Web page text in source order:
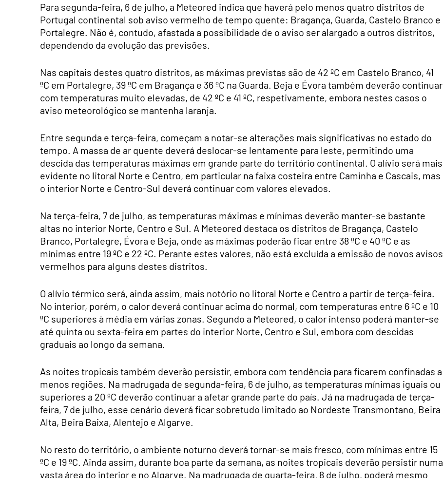
Para segunda-feira, 6 de julho, a Meteored indica que haverá pelo menos quatro distritos de
Portugal continental sob aviso vermelho de tempo quente: Bragança, Guarda, Castelo Branco e
Portalegre. Não é, contudo, afastada a possibilidade de o aviso ser alargado a outros distritos,
dependendo da evolução das previsões.
Nas capitais destes quatro distritos, as máximas previstas são de 42 ºC em Castelo Branco, 41
ºC em Portalegre, 39 ºC em Bragança e 36 ºC na Guarda. Beja e Évora também deverão continuar
com temperaturas muito elevadas, de 42 ºC e 41 ºC, respetivamente, embora nestes casos o
aviso meteorológico se mantenha laranja.
Entre segunda e terça-feira, começam a notar-se alterações mais significativas no estado do
tempo. A massa de ar quente deverá deslocar-se lentamente para leste, permitindo uma
descida das temperaturas máximas em grande parte do território continental. O alívio será mais
evidente no litoral Norte e Centro, em particular na faixa costeira entre Caminha e Cascais, mas
o interior Norte e Centro-Sul deverá continuar com valores elevados.
Na terça-feira, 7 de julho, as temperaturas máximas e mínimas deverão manter-se bastante
altas no interior Norte, Centro e Sul. A Meteored destaca os distritos de Bragança, Castelo
Branco, Portalegre, Évora e Beja, onde as máximas poderão ficar entre 38 ºC e 40 ºC e as
mínimas entre 19 ºC e 22 ºC. Perante estes valores, não está excluída a emissão de novos avisos
vermelhos para alguns destes distritos.
O alívio térmico será, ainda assim, mais notório no litoral Norte e Centro a partir de terça-feira.
No interior, porém, o calor deverá continuar acima do normal, com temperaturas entre 6 ºC e 10
ºC superiores à média em várias zonas. Segundo a Meteored, o calor intenso poderá manter-se
até quinta ou sexta-feira em partes do interior Norte, Centro e Sul, embora com descidas
graduais ao longo da semana.
As noites tropicais também deverão persistir, embora com tendência para ficarem confinadas a
menos regiões. Na madrugada de segunda-feira, 6 de julho, as temperaturas mínimas iguais ou
superiores a 20 ºC deverão continuar a afetar grande parte do país. Já na madrugada de terça-
feira, 7 de julho, esse cenário deverá ficar sobretudo limitado ao Nordeste Transmontano, Beira
Alta, Beira Baixa, Alentejo e Algarve.
No resto do território, o ambiente noturno deverá tornar-se mais fresco, com mínimas entre 15
ºC e 19 ºC. Ainda assim, durante boa parte da semana, as noites tropicais deverão persistir numa
vasta área do interior e no Algarve. Na madrugada de quarta-feira, 8 de julho, poderá mesmo